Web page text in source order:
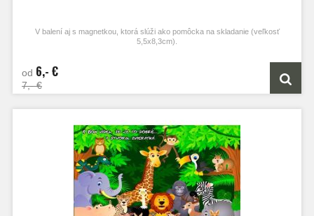
V balení aj s magnetkou, ktorá slúži ako pomôcka na skladanie (veľkosť
5,5x8,3cm).
od 6,- €
7,- €